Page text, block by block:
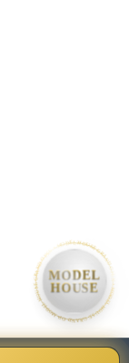
• MODEL HOUSE GRAND OPEN • MODEL HOUSE GRAND OPEN •
MODEL
HOUSE